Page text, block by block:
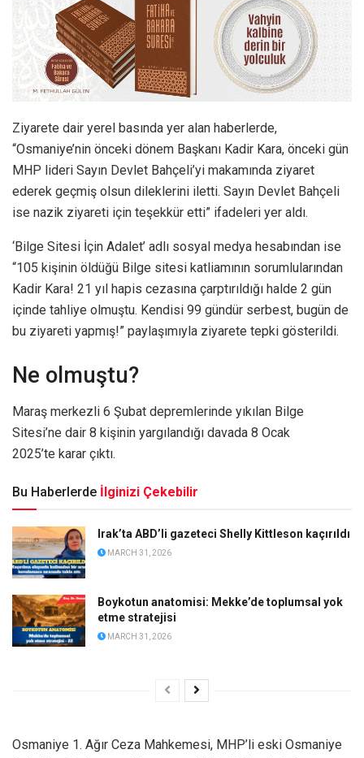
Ziyarete dair yerel basında yer alan haberlerde,
“Osmaniye’nin önceki dönem Başkanı Kadir Kara, önceki gün
MHP lideri Sayın Devlet Bahçeli’yi makamında ziyaret
ederek geçmiş olsun dileklerini iletti. Sayın Devlet Bahçeli
ise nazik ziyareti için teşekkür etti” ifadeleri yer aldı.
‘Bilge Sitesi İçin Adalet’ adlı sosyal medya hesabından ise
“105 kişinin öldüğü Bilge sitesi katliamının sorumlularından
Kadir Kara! 21 yıl hapis cezasına çarptırıldığı halde 2 gün
içinde tahliye olmuştu. Kendisi 99 gündür serbest, bugün de
bu ziyareti yapmış!” paylaşımıyla ziyarete tepki gösterildi.
Ne olmuştu?
Maraş merkezli 6 Şubat depremlerinde yıkılan Bilge
Sitesi’ne dair 8 kişinin yargılandığı davada 8 Ocak
2025’te karar çıktı.
Bu Haberlerde İlginizi Çekebilir
Irak’ta ABD’li gazeteci Shelly Kittleson kaçırıldı
MARCH 31, 2026
Boykotun anatomisi: Mekke’de toplumsal yok
etme stratejisi
MARCH 31, 2026
Osmaniye 1. Ağır Ceza Mahkemesi, MHP’li eski Osmaniye